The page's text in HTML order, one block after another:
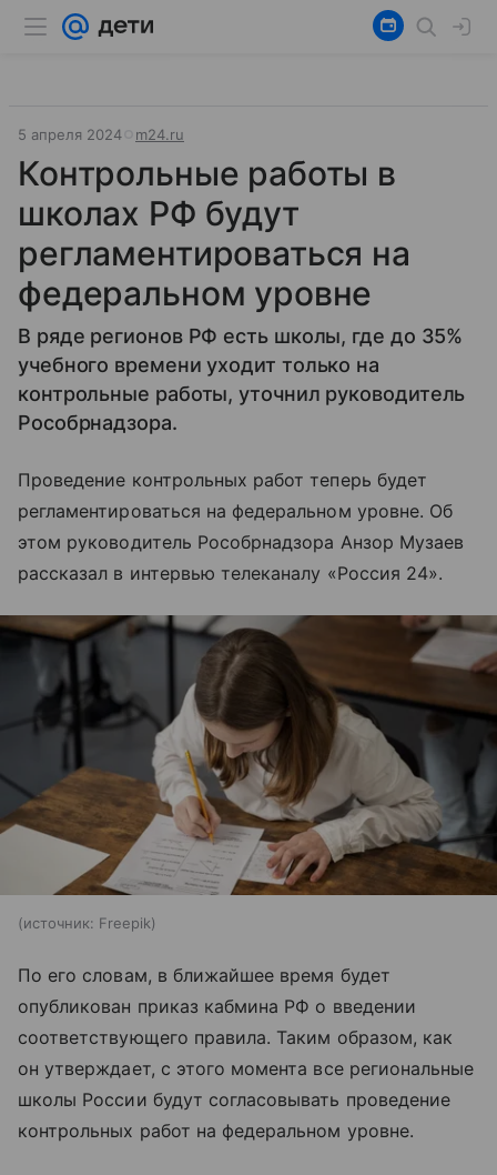
5 апреля 2024 m24.ru
Контрольные работы в
школах РФ будут
регламентироваться на
федеральном уровне
В ряде регионов РФ есть школы, где до 35%
учебного времени уходит только на
контрольные работы, уточнил руководитель
Рособрнадзора.
Проведение контрольных работ теперь будет
регламентироваться на федеральном уровне. Об
этом руководитель Рособрнадзора Анзор Музаев
рассказал в интервью телеканалу «Россия 24».
источник: Freepik
По его словам, в ближайшее время будет
опубликован приказ кабмина РФ о введении
соответствующего правила. Таким образом, как
он утверждает, с этого момента все региональные
школы России будут согласовывать проведение
контрольных работ на федеральном уровне.